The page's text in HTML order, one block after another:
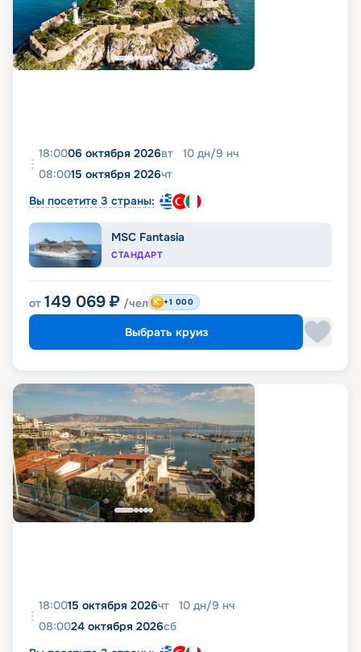
18:0006 октября 2026вт 10 дн/9 нч
08:0015 октября 2026чт
Вы посетите 3 страны:
MSC Fantasia
СТАНДАРТ
от 149 069 ₽ /чел +1 000
Выбрать круиз
18:0015 октября 2026чт 10 дн/9 нч
08:0024 октября 2026сб